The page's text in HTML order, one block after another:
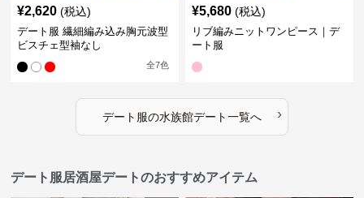
¥2,620 (税込)
デート服 繊細編み込み胸元波型
ビスチェ型袖なし
全7色
¥5,680 (税込)
リブ編みニットワンピース｜デ
ート服
デート服の水族館デート一覧へ ›
デート服居酒屋デートのおすすめアイテム